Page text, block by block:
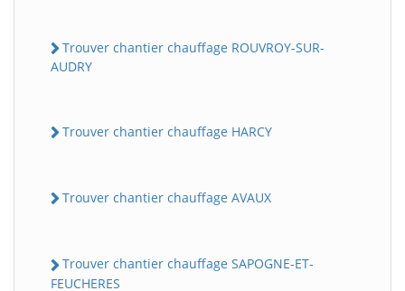
Trouver chantier chauffage ROUVROY-SUR-
AUDRY
Trouver chantier chauffage HARCY
Trouver chantier chauffage AVAUX
Trouver chantier chauffage SAPOGNE-ET-
FEUCHERES